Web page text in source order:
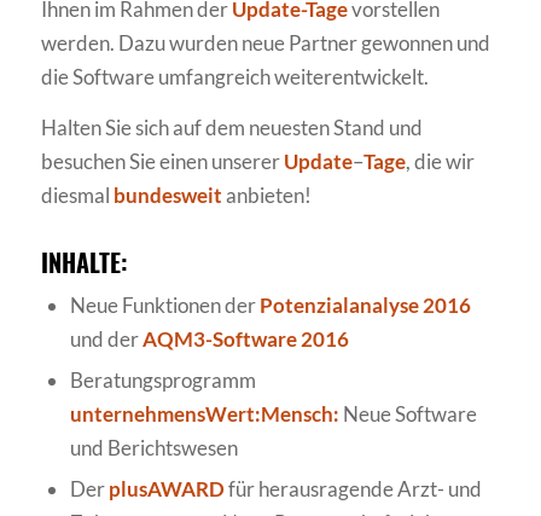
Ihnen im Rahmen derUpdate-Tagevorstellen
werden. Dazu wurden neue Partner gewonnen und
die Software umfangreich weiterentwickelt.
Halten Sie sich auf dem neuesten Stand und
besuchen Sie einen unsererUpdate–Tage, die wir
diesmal bundesweitanbieten!
INHALTE:
Neue Funktionen derPotenzialanalyse 2016
und derAQM3-Software 2016
Beratungsprogramm
unternehmensWert:Mensch: Neue Software
und Berichtswesen
DerplusAWARDfür herausragende Arzt- und